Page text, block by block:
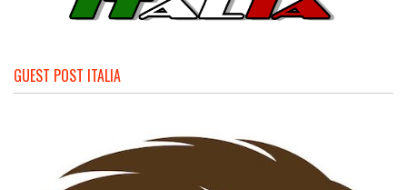
GUEST POST ITALIA